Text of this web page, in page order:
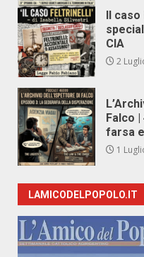
Il
CIA
2
Falco |
farsa
1
LAMICODELPOPOLO.IT